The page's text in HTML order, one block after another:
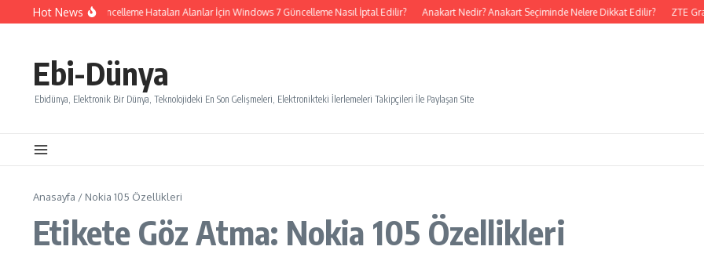
İçeriğe atlaHot News
Windows 7 Güncelleme Hataları Alanlar İçin Windows 7 Güncelleme Nasıl İptal Edilir? Anakart Nedir? Anakart Seçiminde Nelere Dikkat Edilir? ZTE
Ebi-Dünya
Ebidünya, Elektronik Bir Dünya, Teknolojideki En Son Gelişmeleri, Elektronikteki İlerlemeleri Takipçileri İle Paylaşan Site
Anasayfa / Nokia 105 Özellikleri
Etikete Göz Atma: Nokia 105 Özellikleri